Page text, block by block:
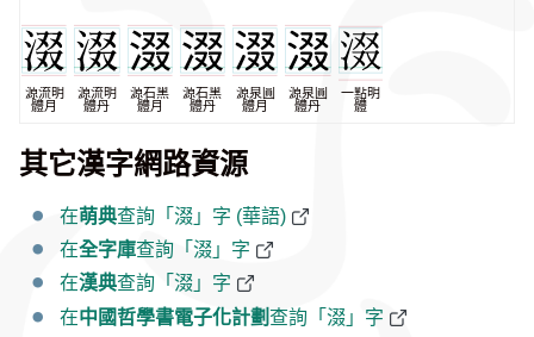
源流明
體月
源流明
體丹
源石黑
體月
源石黑
體丹
源泉圓
體月
源泉圓
體丹
一點明
體
其它漢字網路資源
在萌典查詢「涰」字 (華語)
在全字庫查詢「涰」字
在漢典查詢「涰」字
在中國哲學書電子化計劃查詢「涰」字